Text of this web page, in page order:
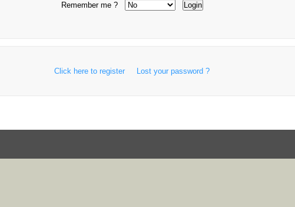
Remember me ?
Click here to register Lost your password ?